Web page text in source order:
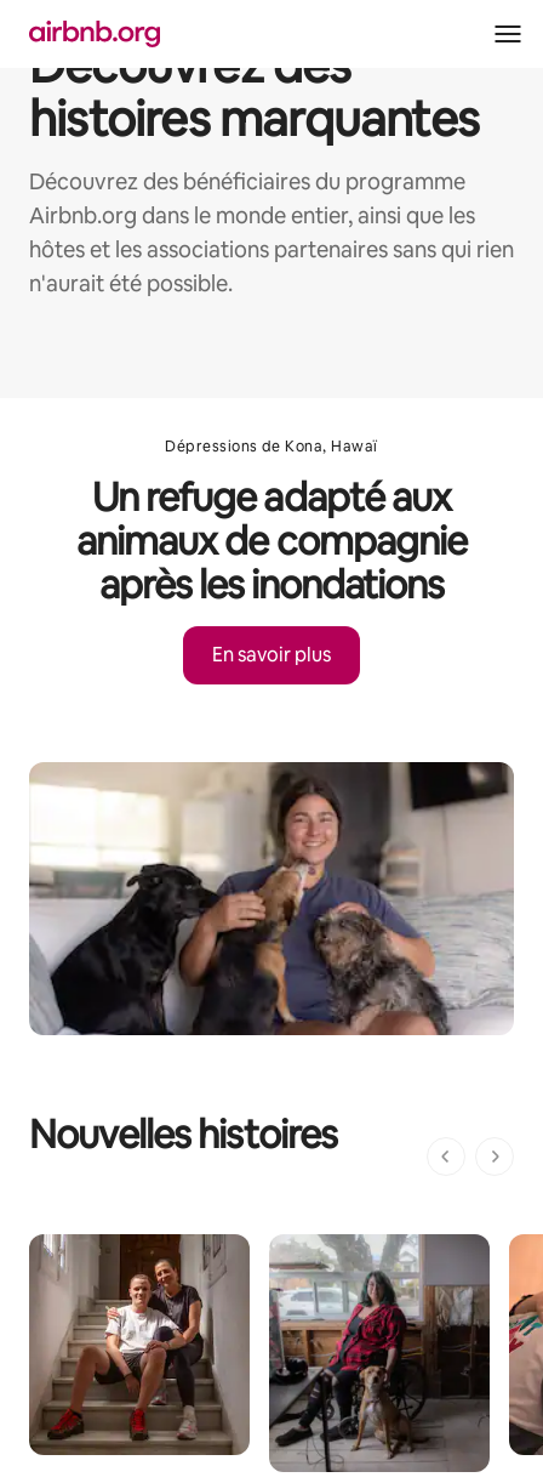
directement
contenuDécouvrez des
histoires marquantes
Découvrez des bénéficiaires du programme
Airbnb.org dans le monde entier, ainsi que les
hôtes et les associations partenaires sans qui rien
n'aurait été possible.
Dépressions de Kona, Hawaï
Un refuge adapté aux
animaux de compagnie
après les inondations
En savoir plus
Nouvelles histoires
1 sur 1